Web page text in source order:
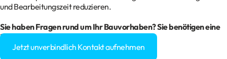
und Bearbeitungszeit reduzieren.
Sie haben Fragen rund um Ihr Bauvorhaben? Sie benötigen eine
Baugenehmigung?
Jetzt unverbindlich Kontakt aufnehmen